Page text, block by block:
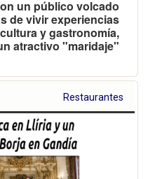
un público volcado
de vivir experiencias
y gastronomía,
atractivo "maridaje"
Restaurantes